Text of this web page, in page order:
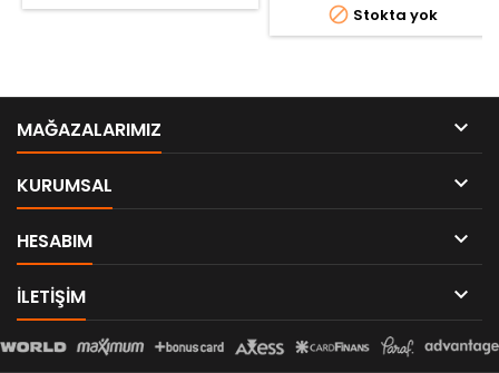
 Stokta yok
MAĞAZALARIMIZ 
KURUMSAL 
HESABIM 
ILETIŞIM 